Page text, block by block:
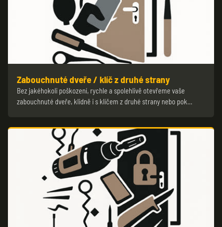
Zabouchnuté dveře / klíč z druhé strany
Bez jakéhokoli poškození, rychle a spolehlivě otevřeme vaše
zabouchnuté dveře, klidně i s klíčem z druhé strany nebo pok…